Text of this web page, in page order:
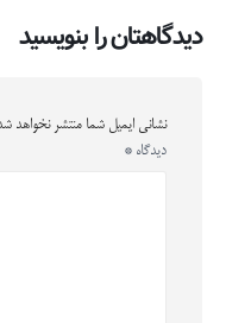
دیدگاهتان را بنویسید
نشانی ایمیل شما منتشر نخواهد
دیدگاه *